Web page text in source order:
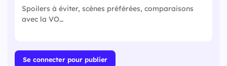
Se connecter pour publier